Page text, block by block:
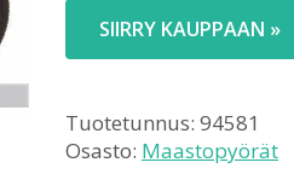
SIIRRY KAUPPAAN »
Tuotetunnus: 94581
Osasto: Maastopyörät